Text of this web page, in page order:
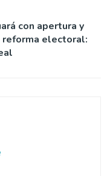
con apertura y
electoral: